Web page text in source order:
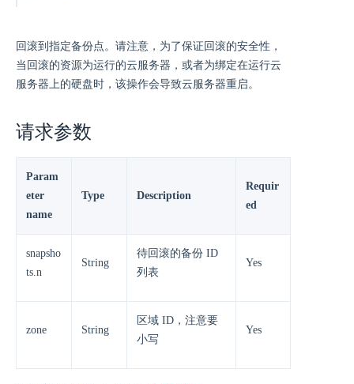
回滚到指定备份点。请注意，为了保证回滚的安全性，
当回滚的资源为运行的云服务器，或者为绑定在运行云
服务器上的硬盘时，该操作会导致云服务器重启。
请求参数
Param
eter
name
Type Description
Requir
ed
snapsho
ts.n
String
待回滚的备份 ID
列表
Yes
zone String
区域 ID，注意要
小写
Yes